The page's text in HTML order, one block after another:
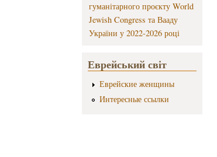
гуманітарного проєкту World
Jewish Congress та Вааду
України у 2022-2026 році
Еврейський світ
Еврейские женщины
Интересные ссылки